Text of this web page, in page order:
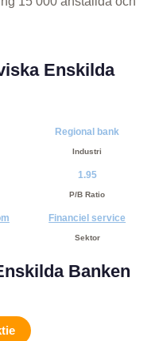
Enskilda
Regional bank
Industri
1.95
P/B Ratio
Financiel service
Sektor
Banken